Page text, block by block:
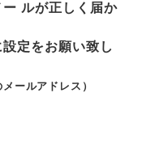
ルが正しく届か
定をお願い致し
ールアドレス）